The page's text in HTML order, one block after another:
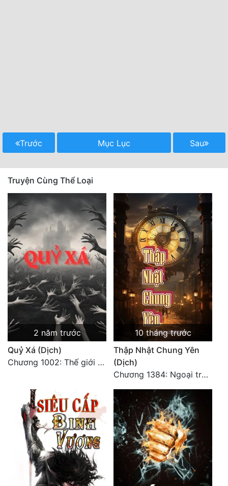
Trước Mục Lục Sau
Truyện Cùng Thể Loại
2 năm trước
Quỷ Xá (Dịch)
Chương 1002: Thế giới mới (Kết thúc)
10 tháng trước
Thập Nhật Chung Yên
(Dịch)
Chương 1384: Ngoại truyện Trương Lệ Quyên (cuối cùng)